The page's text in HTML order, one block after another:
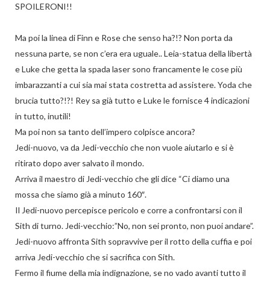
SPOILERONI!!
Ma poi la linea di Finn e Rose che senso ha?!? Non porta da
nessuna parte, se non c’era era uguale.. Leia-statua della libertà
e Luke che getta la spada laser sono francamente le cose più
imbarazzanti a cui sia mai stata costretta ad assistere. Yoda che
brucia tutto?!?! Rey sa già tutto e Luke le fornisce 4 indicazioni
in tutto, inutili!
Ma poi non sa tanto dell’impero colpisce ancora?
Jedi-nuovo, va da Jedi-vecchio che non vuole aiutarlo e si è
ritirato dopo aver salvato il mondo.
Arriva il maestro di Jedi-vecchio che gli dice “Ci diamo una
mossa che siamo già a minuto 160″.
Il Jedi-nuovo percepisce pericolo e corre a confrontarsi con il
Sith di turno. Jedi-vecchio:”No, non sei pronto, non puoi andare”.
Jedi-nuovo affronta Sith sopravvive per il rotto della cuffia e poi
arriva Jedi-vecchio che si sacrifica con Sith.
Fermo il fiume della mia indignazione, se no vado avanti tutto il